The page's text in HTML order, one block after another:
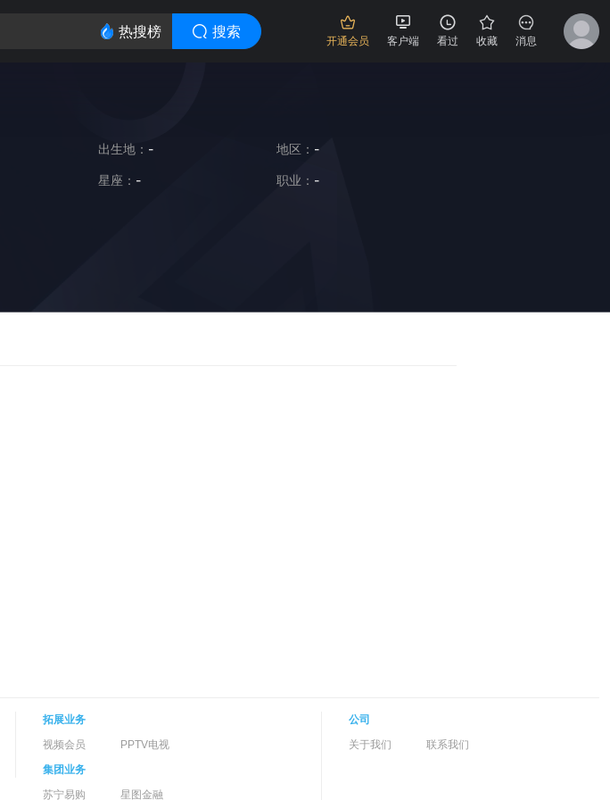
搜索
热搜榜 开通会员 客户端 看过 收藏 消息
出生地： - 地区： -
星座： - 职业： -
拓展业务
视频会员
PPTV电视
集团业务
苏宁易购
星图金融
公司
关于我们
联系我们